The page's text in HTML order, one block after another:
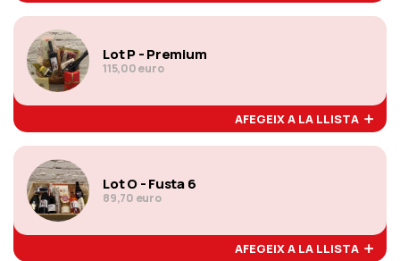
Lot P - Premium
115,00 euro
AFEGEIX A LA LLISTA
Lot O - Fusta 6
89,70 euro
AFEGEIX A LA LLISTA